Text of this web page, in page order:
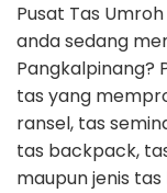
Pusat Tas
anda sedang
Pangkalpinang?
tas yang
ransel, tas
tas backpack,
maupun jenis